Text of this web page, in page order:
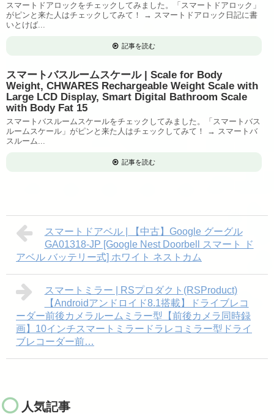
スマートドアロックをチェックしてみました。「スマートドアロック」
がピンと来た人はチェックしてみて！ → スマートドアロック日記に書
いとけば...
記事を読む
スマートバスルームスケール | Scale for Body
Weight, CHWARES Rechargeable Weight Scale with
Large LCD Display, Smart Digital Bathroom Scale
with Body Fat 15
スマートバスルームスケールをチェックしてみました。「スマートバス
ルームスケール」がピンと来た人はチェックしてみて！ → スマートバ
スルーム...
記事を読む
スマートドアベル | 【中古】Google グーグル
GA01318-JP [Google Nest Doorbell スマート ド
アベル バッテリー式] ホワイト ネストカム
スマートミラー | RSプロダクト(RSProduct)
【Androidアンドロイド8.1搭載】ドライブレコ
ーダー前後カメラルームミラー型【前後カメラ同時録
画】10インチスマートミラードラレコミラー型ドライ
ブレコーダー前…
人気記事